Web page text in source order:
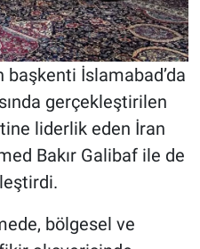
başkenti İslamabad’da
gerçekleştirilen
liderlik eden İran
Bakır Galibaf ile de
bölgesel ve